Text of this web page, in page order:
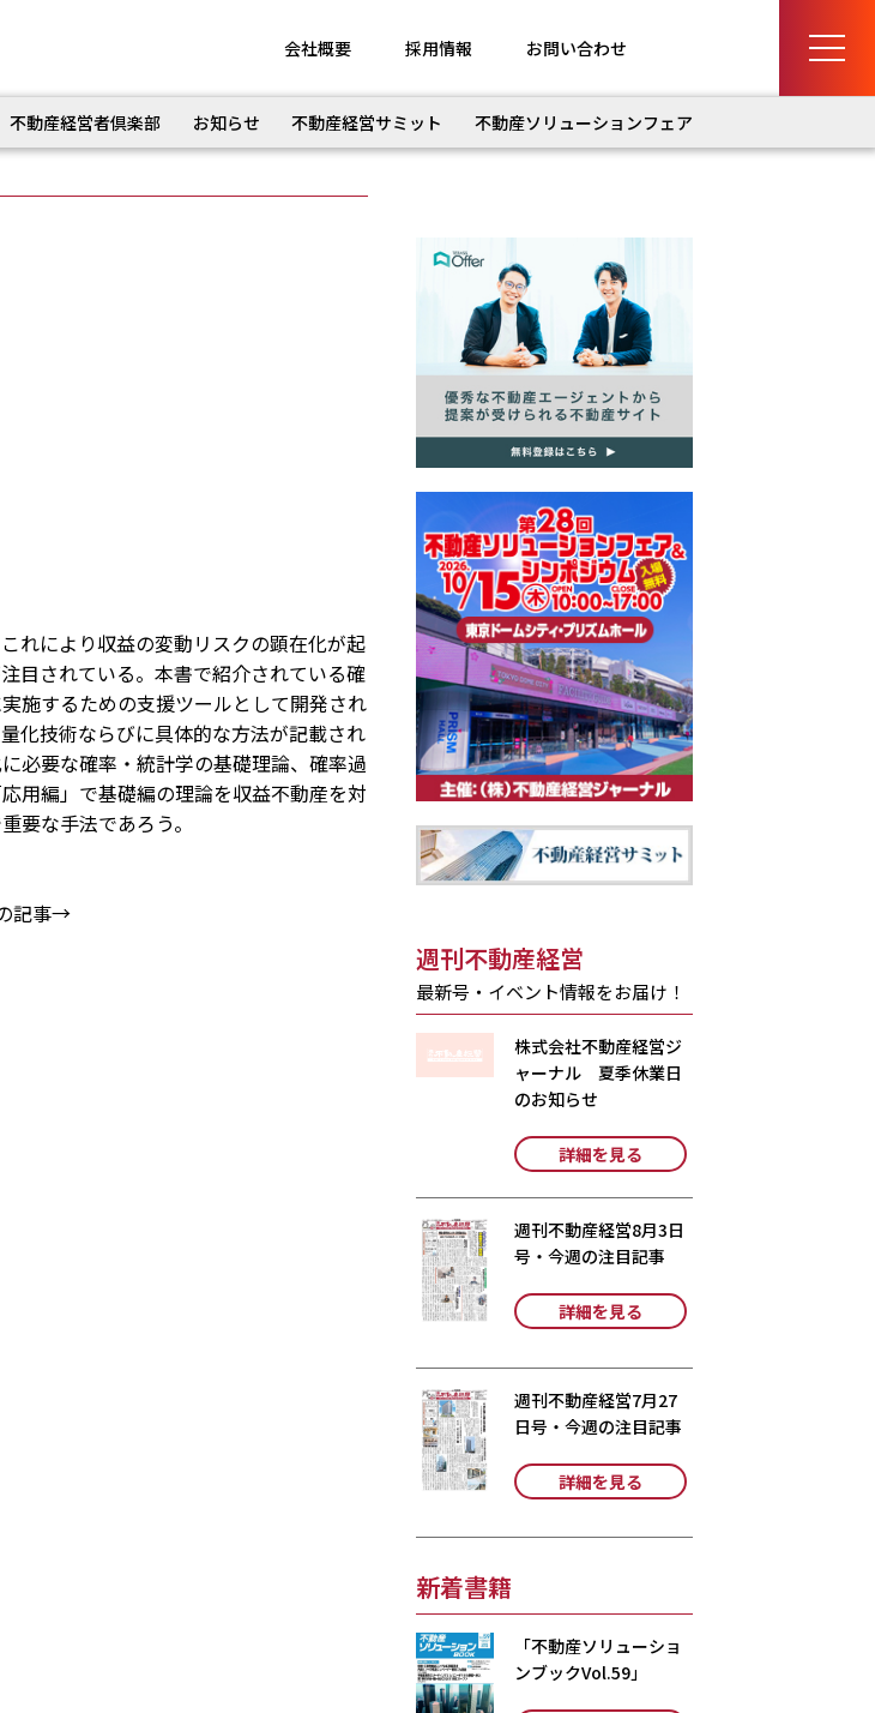
会社概要 採用情報 お問い合わせ
不動産経営者倶楽部 お知らせ 不動産経営サミット 不動産ソリューションフェア
れにより収益の変動リスクの顕在化が起
目されている。本書で紹介されている確
施するための支援ツールとして開発され
化技術ならびに具体的な方法が記載され
必要な確率・統計学の基礎理論、確率過
用編」で基礎編の理論を収益不動産を対
要な手法であろう。
記事→
週刊不動産経営
最新号・イベント情報をお届け！
株式会社不動産経営ジ
ャーナル 夏季休業日
のお知らせ
詳細を見る
週刊不動産経営8月3日
号・今週の注目記事
詳細を見る
週刊不動産経営7月27
日号・今週の注目記事
詳細を見る
新着書籍
「不動産ソリューショ
ンブックVol.59」